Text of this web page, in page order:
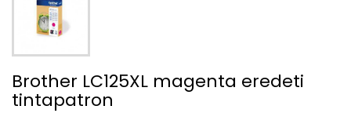
Brother LC125XL magenta eredeti
tintapatron